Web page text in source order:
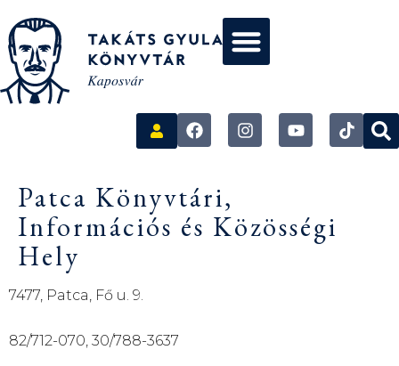
Patca Könyvtári,
Információs és Közösségi
Hely
7477, Patca, Fő u. 9.
82/712-070, 30/788-3637